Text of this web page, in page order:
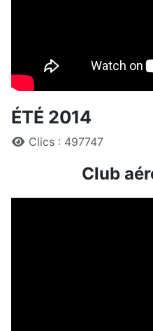
ÉTÉ 2014
DétailsClics : 497747
Club